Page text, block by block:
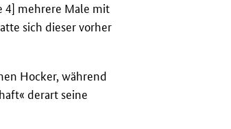
4] mehrere Male mit
sich dieser vorher
Hocker, während
derart seine